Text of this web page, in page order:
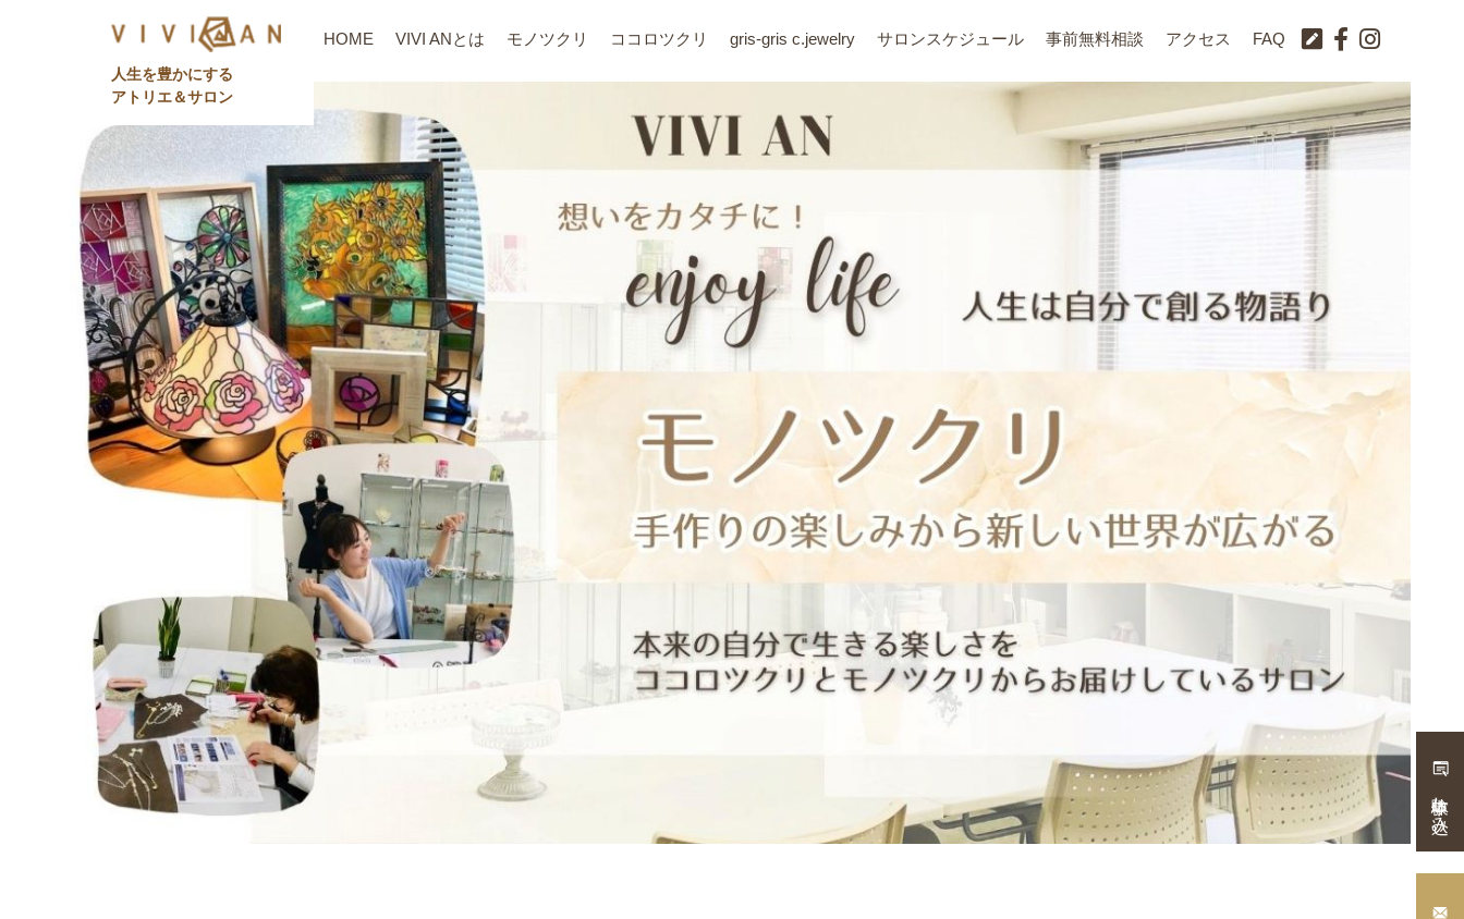
⼈⽣を豊かにする
アトリエ＆サロン
HOME VIVI ANとは モノツクリ ココロツクリ gris-gris c.jewelry サロンスケジュール 事前無料相談 アクセス FAQ
体験申し込み